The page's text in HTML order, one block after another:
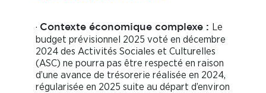
· Contexte économique complexe : Le
budget prévisionnel 2025 voté en décembre
2024 des Activités Sociales et Culturelles
(ASC) ne pourra pas être respecté en raison
d’une avance de trésorerie réalisée en 2024,
régularisée en 2025 suite au départ d’environ